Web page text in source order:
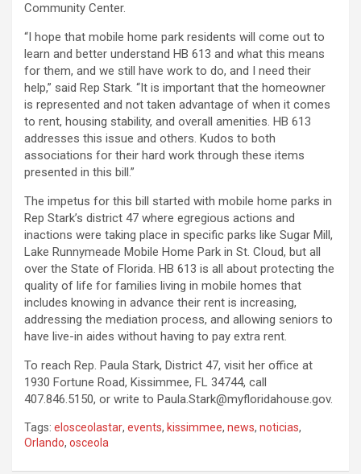
Community Center.
“I hope that mobile home park residents will come out to
learn and better understand HB 613 and what this means
for them, and we still have work to do, and I need their
help,” said Rep Stark. “It is important that the homeowner
is represented and not taken advantage of when it comes
to rent, housing stability, and overall amenities. HB 613
addresses this issue and others. Kudos to both
associations for their hard work through these items
presented in this bill.”
The impetus for this bill started with mobile home parks in
Rep Stark’s district 47 where egregious actions and
inactions were taking place in specific parks like Sugar Mill,
Lake Runnymeade Mobile Home Park in St. Cloud, but all
over the State of Florida. HB 613 is all about protecting the
quality of life for families living in mobile homes that
includes knowing in advance their rent is increasing,
addressing the mediation process, and allowing seniors to
have live-in aides without having to pay extra rent.
To reach Rep. Paula Stark, District 47, visit her office at
1930 Fortune Road, Kissimmee, FL 34744, call
407.846.5150, or write to Paula.Stark@myfloridahouse.gov.
Tags: elosceolastar, events, kissimmee, news, noticias,
Orlando, osceola